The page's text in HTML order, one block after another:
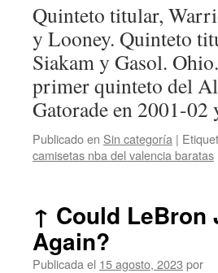
Quinteto titular,
y Looney. Quinteto
Siakam y Gasol.
primer quinteto del
Gatorade en 2001-
Publicado en Sin categoría |
camisetas nba del valencia baratas
↑ Could LeBron
Again?
Publicada el 15 agosto, 2023 por